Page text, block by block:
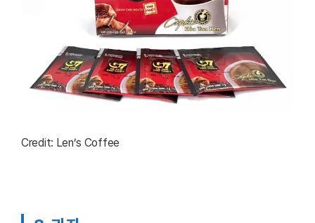
Credit: Len’s Coffee